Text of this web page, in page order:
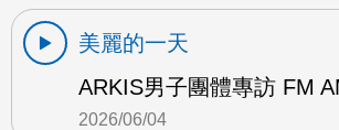
美麗的一天
ARKIS男子團體專訪 FM
2026/06/04